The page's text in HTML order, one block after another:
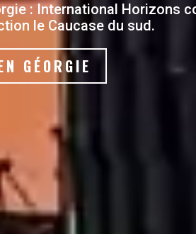
: International Horizons
le Caucase du sud.
GÉORGIE